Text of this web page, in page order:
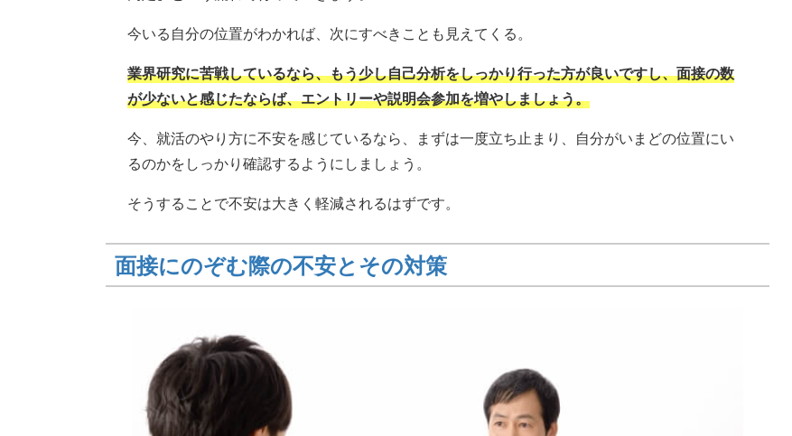
今いる自分の位置がわかれば、次にすべきことも見えてくる。
業界研究に苦戦しているなら、もう少し自己分析をしっかり行った方が良いですし、面接の数
が少ないと感じたならば、エントリーや説明会参加を増やしましょう。
今、就活のやり方に不安を感じているなら、まずは一度立ち止まり、自分がいまどの位置にい
るのかをしっかり確認するようにしましょう。
そうすることで不安は大きく軽減されるはずです。
面接にのぞむ際の不安とその対策